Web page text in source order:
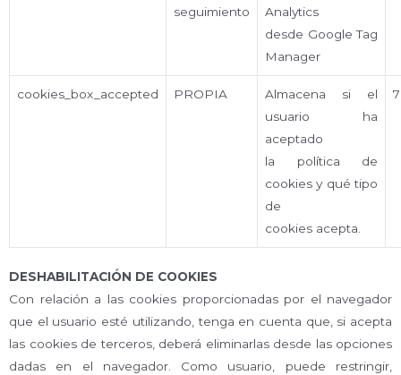
seguimiento
Analytics
desde Google Tag
Manager
cookies_box_accepted PROPIA
Almacena si el
usuario ha
aceptado
la política de
cookies y qué tipo
de
cookies acepta.
DESHABILITACIÓN DE COOKIES
Con relación a las cookies proporcionadas por el navegador
que el usuario esté utilizando, tenga en cuenta que, si acepta
las cookies de terceros, deberá eliminarlas desde las opciones
dadas en el navegador. Como usuario, puede restringir,